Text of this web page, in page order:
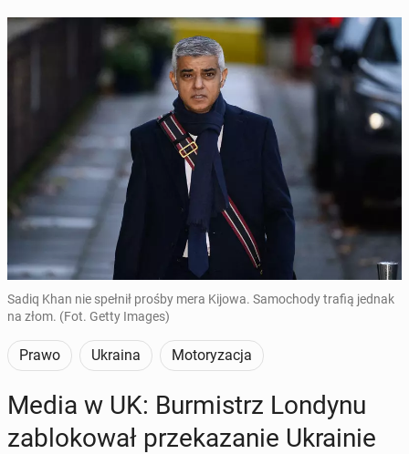
Sadiq Khan nie spełnił prośby mera Kijowa. Samochody trafią jednak
na złom. (Fot. Getty Images)
Prawo Ukraina Motoryzacja
Media w UK: Bur­mistrz Londynu
za­blo­ko­wał prze­ka­za­nie Ukra­inie